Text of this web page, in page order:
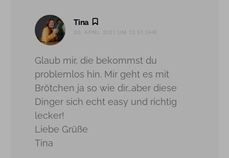
Tina
30. APRIL 2021 UM 13:51 UHR
Glaub mir, die bekommst du
problemlos hin. Mir geht es mit
Brötchen ja so wie dir…aber diese
Dinger sich echt easy und richtig
lecker!
Liebe Grüße
Tina